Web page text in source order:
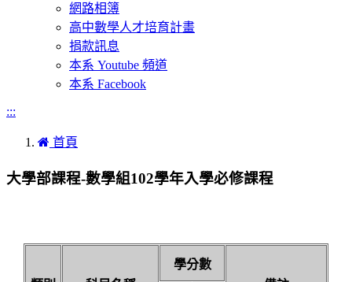
網路相簿
高中數學人才培育計畫
捐款訊息
本系 Youtube 頻道
本系 Facebook
:::
首頁
大學部課程-數學組102學年入學必修課程
學分數